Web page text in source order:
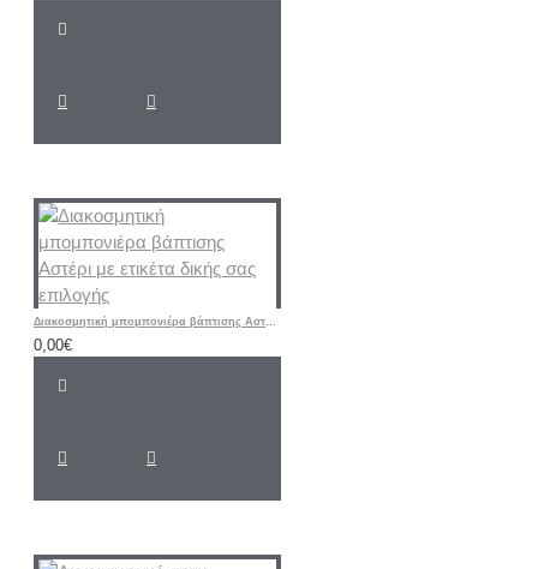
Διακοσμητική μπομπονιέρα βάπτισης Αστέρι με ετικέτα δικής σας επιλογής
0,00€